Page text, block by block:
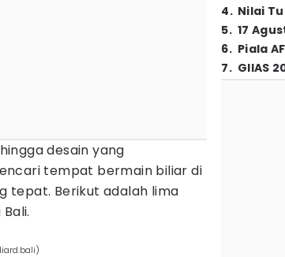
desain yang
tempat bermain biliar di
tepat. Berikut adalah lima
4. Nilai
5. 17
6. Piala
7. GIIAS